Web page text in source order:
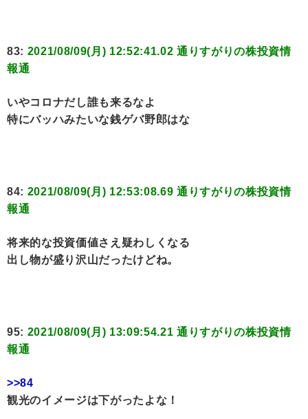
83: 2021/08/09(月) 12:52:41.02 通りすがりの株投資情
報通
いやコロナだし誰も来るなよ
特にバッハみたいな銭ゲバ野郎はな
84: 2021/08/09(月) 12:53:08.69 通りすがりの株投資情
報通
将来的な投資価値さえ疑わしくなる
出し物が盛り沢山だったけどね。
95: 2021/08/09(月) 13:09:54.21 通りすがりの株投資情
報通
>>84
観光のイメージは下がったよな！